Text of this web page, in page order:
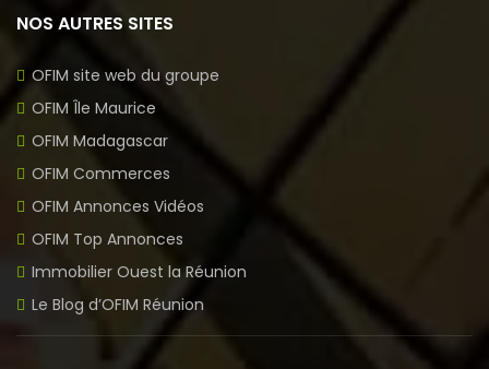
NOS AUTRES SITES
OFIM site web du groupe
OFIM Île Maurice
OFIM Madagascar
OFIM Commerces
OFIM Annonces Vidéos
OFIM Top Annonces
Immobilier Ouest la Réunion
Le Blog d’OFIM Réunion